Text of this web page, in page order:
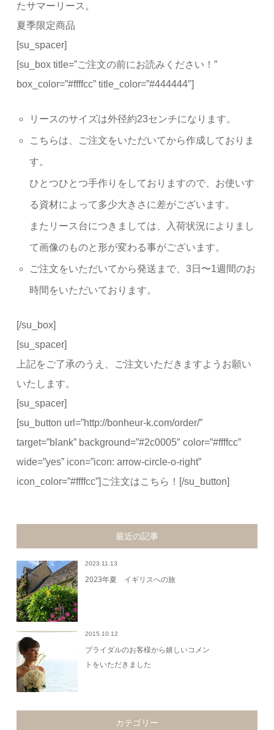
たサマーリース。
夏季限定商品
[su_spacer]
[su_box title=”ご注文の前にお読みください！”
box_color=”#ffffcc” title_color=”#444444″]
リースのサイズは外径約23センチになります。
こちらは、ご注文をいただいてから作成しておりま
す。
ひとつひとつ手作りをしておりますので、お使いす
る資材によって多少大きさに差がございます。
またリース台につきましては、入荷状況によりまし
て画像のものと形が変わる事がございます。
ご注文をいただいてから発送まで、3日〜1週間のお
時間をいただいております。
[/su_box]
[su_spacer]
上記をご了承のうえ、ご注文いただきますようお願い
いたします。
[su_spacer]
[su_button url=”http://bonheur-k.com/order/”
target=”blank” background=”#2c0005″ color=”#ffffcc”
wide=”yes” icon=”icon: arrow-circle-o-right”
icon_color=”#ffffcc”]ご注文はこちら！[/su_button]
最近の記事
2023.11.13
2023年夏 イギリスへの旅
2015.10.12
ブライダルのお客様から嬉しいコメン
トをいただきました
カテゴリー